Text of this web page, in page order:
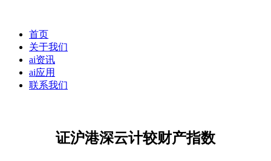
首页
关于我们
ai资讯
ai应用
联系我们
证沪港深云计较财产指数